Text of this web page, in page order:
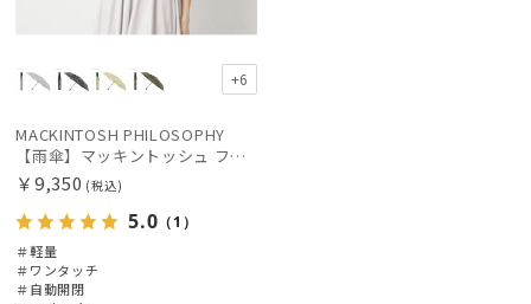
+6
MACKINTOSH PHILOSOPHY
【雨傘】マッキントッシュ フィロソフィー (MACKINTOSH PHILOSOPHY) Birbrella AUTO-JUMP バーブレラ 自動開閉 折りたたみ
￥9,350 (税込)
5.0 （1）
＃軽量
＃ワンタッチ
＃自動開閉